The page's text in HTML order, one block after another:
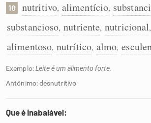
10 nutritivo, alimentício,
substancioso, nutriente, nutricional,
alimentoso, nutrítico, almo,
Exemplo:Leite é um alimento forte.
Antônimo: desnutritivo
Que é inabalável: